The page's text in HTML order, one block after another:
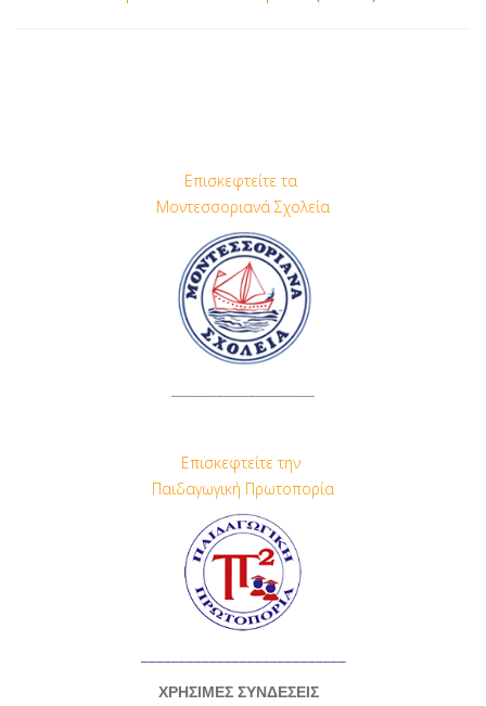
Επισκεφτείτε τα
Μοντεσσοριανά Σχολεία
Επισκεφτείτε την
Παιδαγωγική Πρωτοπορία
ΧΡΗΣΙΜΕΣ ΣΥΝΔΕΣΕΙΣ